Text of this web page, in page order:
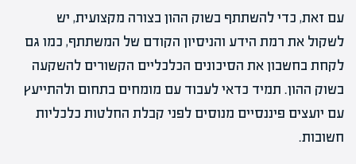
עם זאת, כדי להשתתף בשוק ההון בצורה מקצועית, יש
לשקול את רמת הידע והניסיון הקודם של המשתתף, כמו גם
לקחת בחשבון את הסיכונים הכלכליים הקשורים להשקעה
בשוק ההון. תמיד כדאי לעבוד עם מומחים בתחום ולהתייעץ
עם יועצים פיננסיים מנוסים לפני קבלת החלטות כלכליות
חשובות.